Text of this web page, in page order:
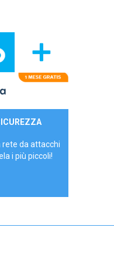
rete da attacchi
i più piccoli!